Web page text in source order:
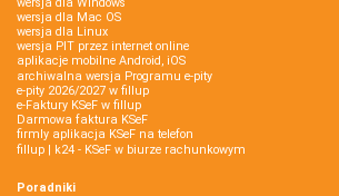
wersja dla Mac OS
wersja dla Linux
wersja PIT przez internet online
aplikacje mobilne Android, iOS
archiwalna wersja Programu e-pity
e-pity 2026/2027 w fillup
e‑Faktury KSeF w fillup
Darmowa faktura KSeF
firmly aplikacja KSeF na telefon
fillup | k24 - KSeF w biurze rachunkowym
Poradniki